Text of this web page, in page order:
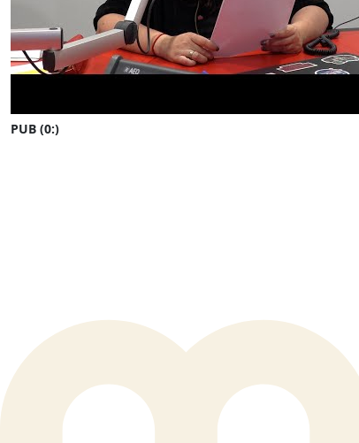
PUB (0:)